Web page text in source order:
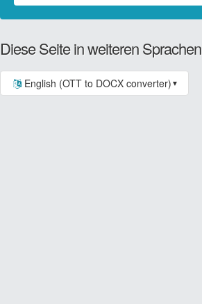
Diese Seite in weiteren Sprachen
English (OTT to DOCX converter) ▼